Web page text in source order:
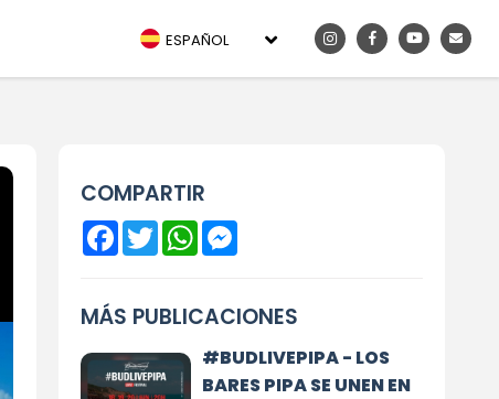
ESPAÑOL
COMPARTIR
Facebook
TwitterWhatsAppMessenger
MÁS PUBLICACIONES
#BUDLIVEPIPA - LOS
BARES PIPA SE UNEN EN